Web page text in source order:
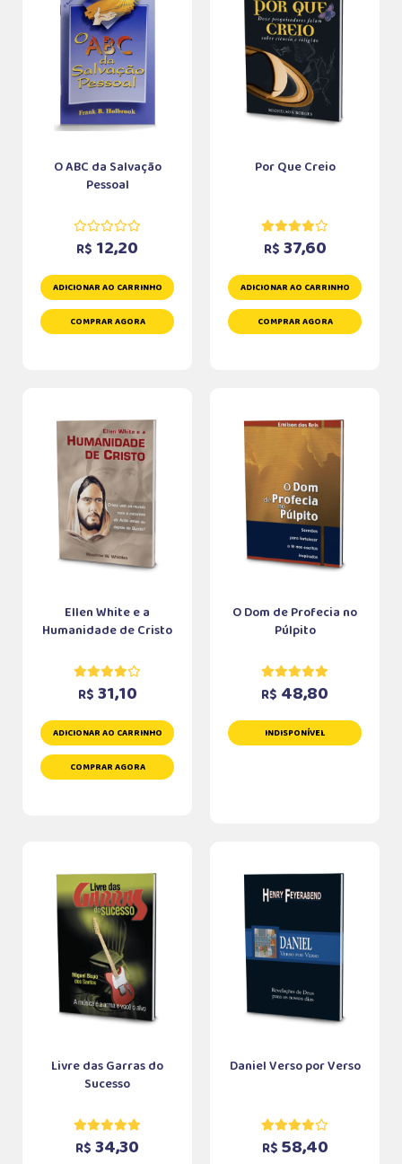
O ABC da Salvação
Pessoal
R$ 12,20
ADICIONAR AO CARRINHO
COMPRAR AGORA
Por Que Creio
R$ 37,60
ADICIONAR AO CARRINHO
COMPRAR AGORA
Ellen White e a
Humanidade de Cristo
R$ 31,10
ADICIONAR AO CARRINHO
COMPRAR AGORA
O Dom de Profecia no
Púlpito
R$ 48,80
INDISPONÍVEL
Livre das Garras do
Sucesso
R$ 34,30
Daniel Verso por Verso
R$ 58,40